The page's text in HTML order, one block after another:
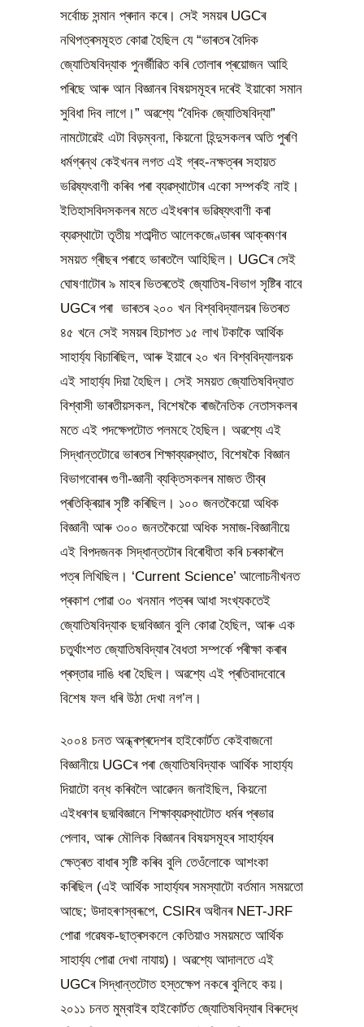
সৰ্বোচ্চ সন্মান প্ৰদান কৰে। সেই সময়ৰ UGCৰ
নথিপত্ৰসমূহত কোৱা হৈছিল যে “ভাৰতৰ বৈদিক
জ্যোতিষবিদ্যাক পুনৰ্জীৱিত কৰি তোলাৰ প্ৰয়োজন আহি
পৰিছে আৰু আন বিজ্ঞানৰ বিষয়সমূহৰ দৰেই ইয়াকো সমান
সুবিধা দিব লাগে।” অৱশ্যে “বৈদিক জ্যোতিষবিদ্যা”
নামটোৱেই এটা বিড়ম্বনা, কিয়নো হিন্দুসকলৰ অতি পুৰণি
ধৰ্মগ্ৰন্থ কেইখনৰ লগত এই গ্ৰহ-নক্ষত্ৰৰ সহায়ত
ভৱিষ্যৎবাণী কৰিব পৰা ব্যৱস্থাটোৰ একো সম্পৰ্কই নাই।
ইতিহাসবিদসকলৰ মতে এইধৰণৰ ভৱিষ্যৎবাণী কৰা
ব্যৱস্থাটো তৃতীয় শতাব্দীত আলেকজেণ্ডাৰৰ আক্ৰমণৰ
সময়ত গ্ৰীছৰ পৰাহে ভাৰতলৈ আহিছিল। UGCৰ সেই
ঘোষণাটোৰ ৯ মাহৰ ভিতৰতেই জ্যোতিষ-বিভাগ সৃষ্টিৰ বাবে
UGCৰ পৰা ভাৰতৰ ২০০ খন বিশ্ববিদ্যালয়ৰ ভিতৰত
৪৫ খনে সেই সময়ৰ হিচাপত ১৫ লাখ টকাকৈ আৰ্থিক
সাহাৰ্য্য বিচাৰিছিল, আৰু ইয়াৰে ২০ খন বিশ্ববিদ্যালয়ক
এই সাহাৰ্য্য দিয়া হৈছিল। সেই সময়ত জ্যোতিষবিদ্যাত
বিশ্বাসী ভাৰতীয়সকল, বিশেষকৈ ৰাজনৈতিক নেতাসকলৰ
মতে এই পদক্ষেপটোত পলমহে হৈছিল। অৱশ্যে এই
সিদ্ধান্তটোৱে ভাৰতৰ শিক্ষাব্যৱস্থাত, বিশেষকৈ বিজ্ঞান
বিভাগবোৰৰ গুণী-জ্ঞানী ব্যক্তিসকলৰ মাজত তীব্ৰ
প্ৰতিক্ৰিয়াৰ সৃষ্টি কৰিছিল। ১০০ জনতকৈয়ো অধিক
বিজ্ঞানী আৰু ৩০০ জনতকৈয়ো অধিক সমাজ-বিজ্ঞানীয়ে
এই বিপদজনক সিদ্ধান্তটোৰ বিৰোধীতা কৰি চৰকাৰলৈ
পত্ৰ লিখিছিল। ‘Current Science’ আলোচনীখনত
প্ৰকাশ পোৱা ৩০ খনমান পত্ৰৰ আধা সংখ্যকতেই
জ্যোতিষবিদ্যাক ছদ্মবিজ্ঞান বুলি কোৱা হৈছিল, আৰু এক
চতুৰ্থাংশত জ্যোতিষবিদ্যাৰ বৈধতা সম্পৰ্কে পৰীক্ষা কৰাৰ
প্ৰস্তাৱ দাঙি ধৰা হৈছিল। অৱশ্যে এই প্ৰতিবাদবোৰে
বিশেষ ফল ধৰি উঠা দেখা নগ’ল।
২০০৪ চনত অন্ধ্ৰপ্ৰদেশৰ হাইকোৰ্টত কেইবাজনো
বিজ্ঞানীয়ে UGCৰ পৰা জ্যোতিষবিদ্যাক আৰ্থিক সাহাৰ্য্য
দিয়াটো বন্ধ কৰিবলৈ আৱেদন জনাইছিল, কিয়নো
এইধৰণৰ ছদ্মবিজ্ঞানে শিক্ষাব্যৱস্থাটোত ধৰ্মৰ প্ৰভাৱ
পেলাব, আৰু মৌলিক বিজ্ঞানৰ বিষয়সমূহৰ সাহাৰ্য্যৰ
ক্ষেত্ৰত বাধাৰ সৃষ্টি কৰিব বুলি তেওঁলোকে আশংকা
কৰিছিল (এই আৰ্থিক সাহাৰ্য্যৰ সমস্যাটো বৰ্তমান সময়তো
আছে; উদাহৰণস্বৰূপে, CSIRৰ অধীনৰ NET-JRF
পোৱা গৱেষক-ছাত্ৰসকলে কেতিয়াও সময়মতে আৰ্থিক
সাহাৰ্য্য পোৱা দেখা নাযায়)। অৱশ্যে আদালতে এই
UGCৰ সিদ্ধান্তটোত হস্তক্ষেপ নকৰে বুলিহে কয়।
২০১১ চনত মুম্বাইৰ হাইকোৰ্টত জ্যোতিষবিদ্যাৰ বিৰুদ্ধে